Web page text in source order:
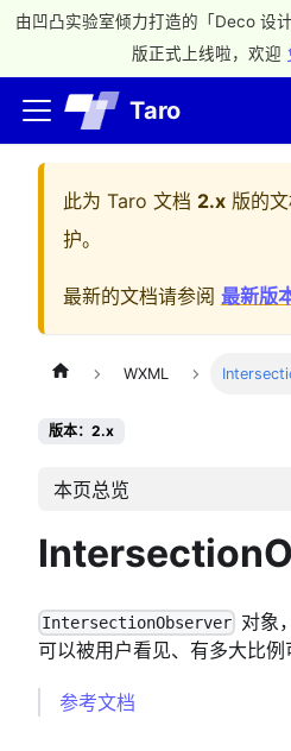
由凹凸实验室倾力打造的「Deco 设
版正式上线啦，欢迎
Taro
此为 Taro 文档 2.x 版的
护。
最新的文档请参阅 最新版
WXML
版本：2.x
本页总览
IntersectionObserver 对象
可以被用户看见、有多大比例
参考文档